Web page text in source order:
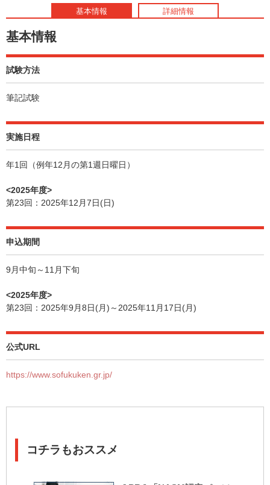
基本情報 詳細情報
基本情報
試験方法
筆記試験
実施日程
年1回（例年12月の第1週日曜日）
<2025年度>
第23回：2025年12月7日(日)
申込期間
9月中旬～11月下旬
<2025年度>
第23回：2025年9月8日(月)～2025年11月17日(月)
公式URL
https://www.sofukuken.gr.jp/
コチラもおススメ